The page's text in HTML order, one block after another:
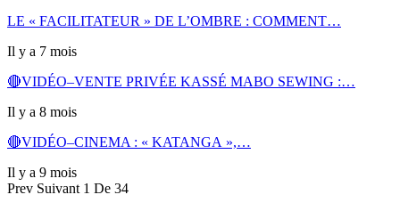
LE « FACILITATEUR » DE L’OMBRE : COMMENT…
Il y a 7 mois
🔴VIDÉO–VENTE PRIVÉE KASSÉ MABO SEWING :…
Il y a 8 mois
🔴VIDÉO–CINEMA : « KATANGA »,…
Il y a 9 mois
Prev Suivant 1 De 34